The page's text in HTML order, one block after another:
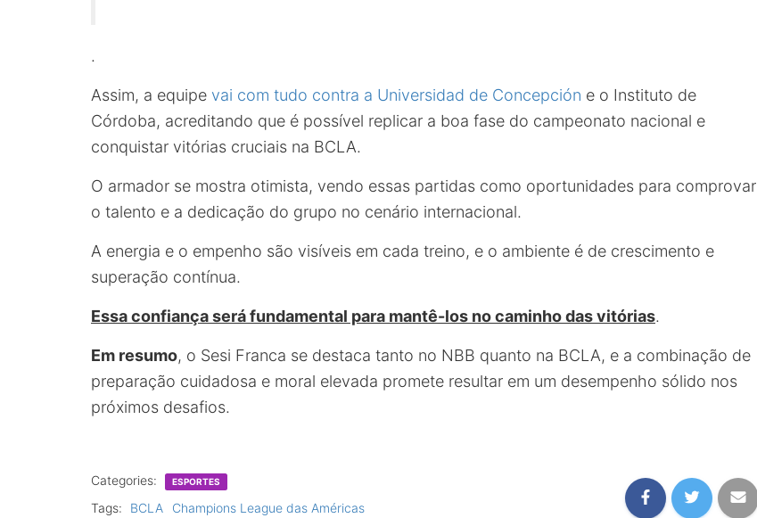
.
Assim, a equipe vai com tudo contra a Universidad de Concepción e o Instituto de
Córdoba, acreditando que é possível replicar a boa fase do campeonato nacional e
conquistar vitórias cruciais na BCLA.
O armador se mostra otimista, vendo essas partidas como oportunidades para comprovar
o talento e a dedicação do grupo no cenário internacional.
A energia e o empenho são visíveis em cada treino, e o ambiente é de crescimento e
superação contínua.
Essa confiança será fundamental para mantê-los no caminho das vitórias.
Em resumo, o Sesi Franca se destaca tanto no NBB quanto na BCLA, e a combinação de
preparação cuidadosa e moral elevada promete resultar em um desempenho sólido nos
próximos desafios.
Categories: ESPORTES
Tags: BCLA Champions League das Américas